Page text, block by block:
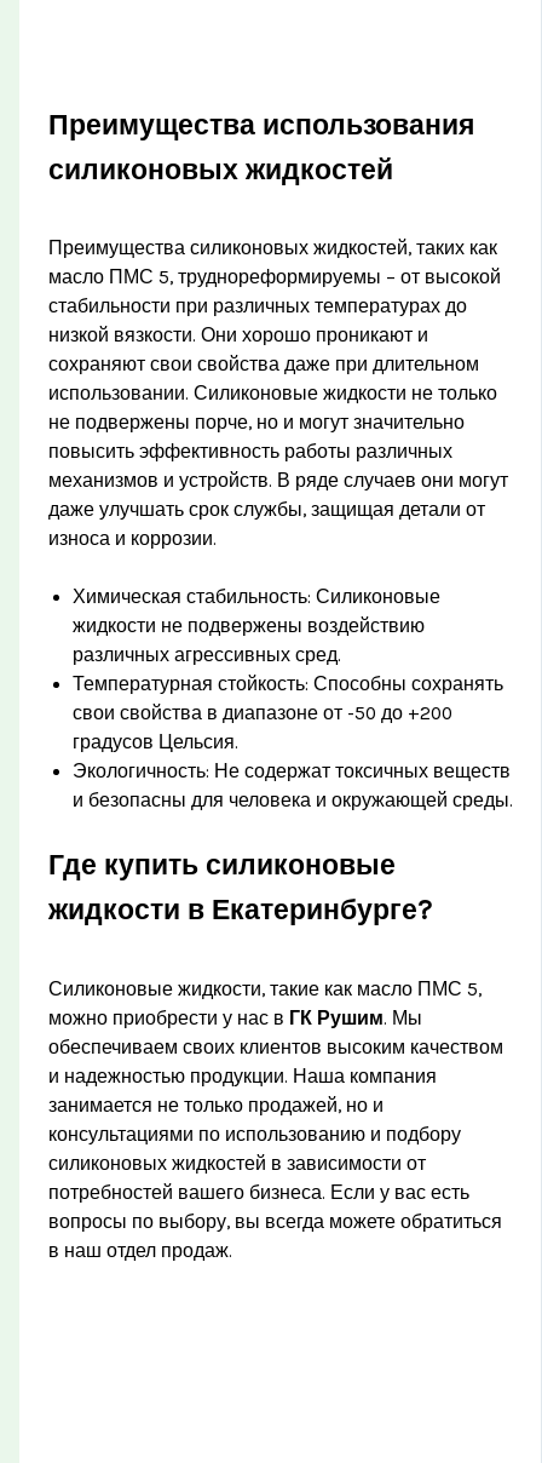
Преимущества использования
силиконовых жидкостей
Преимущества силиконовых жидкостей, таких как
масло ПМС 5, труднореформируемы – от высокой
стабильности при различных температурах до
низкой вязкости. Они хорошо проникают и
сохраняют свои свойства даже при длительном
использовании. Силиконовые жидкости не только
не подвержены порче, но и могут значительно
повысить эффективность работы различных
механизмов и устройств. В ряде случаев они могут
даже улучшать срок службы, защищая детали от
износа и коррозии.
Химическая стабильность: Силиконовые
жидкости не подвержены воздействию
различных агрессивных сред.
Температурная стойкость: Способны сохранять
свои свойства в диапазоне от -50 до +200
градусов Цельсия.
Экологичность: Не содержат токсичных веществ
и безопасны для человека и окружающей среды.
Где купить силиконовые
жидкости в Екатеринбурге?
Силиконовые жидкости, такие как масло ПМС 5,
можно приобрести у нас в ГК Рушим. Мы
обеспечиваем своих клиентов высоким качеством
и надежностью продукции. Наша компания
занимается не только продажей, но и
консультациями по использованию и подбору
силиконовых жидкостей в зависимости от
потребностей вашего бизнеса. Если у вас есть
вопросы по выбору, вы всегда можете обратиться
в наш отдел продаж.